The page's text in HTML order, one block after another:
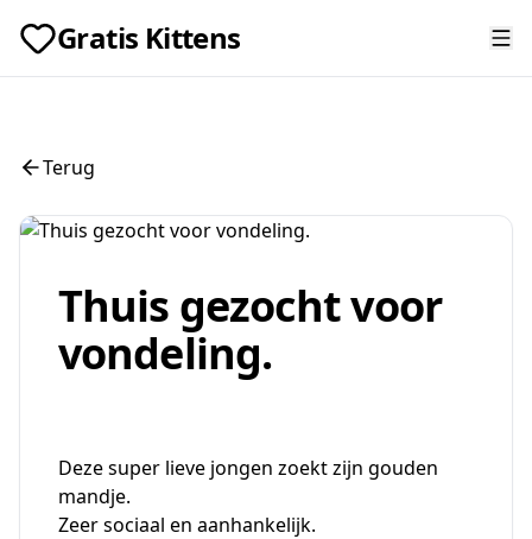
Gratis Kittens
Terug
Thuis gezocht voor
vondeling.
Deze super lieve jongen zoekt zijn gouden
mandje.
Zeer sociaal en aanhankelijk.